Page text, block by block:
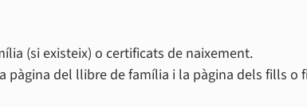
(si existeix) o certificats de naixement.
pàgina del llibre de família i la pàgina dels fills o